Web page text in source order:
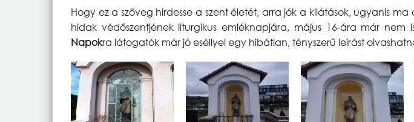
Hogy ez a szöveg hirdesse a szent életét, arra jók a kilátások, ugyanis
hidak védőszentjének liturgikus emléknapjára, május 16-ára már
Napokra látogatók már jó eséllyel egy hibátlan, tényszerű leírást